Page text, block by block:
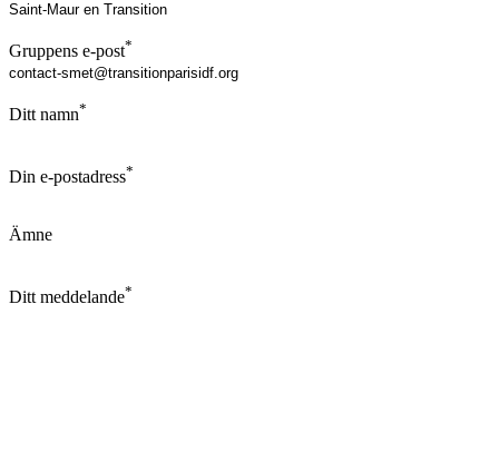
Gruppens e-post*
Ditt namn*
Din e-postadress*
Ämne
Ditt meddelande*